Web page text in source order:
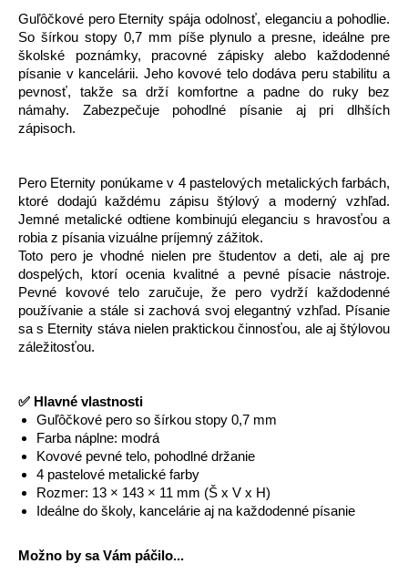
Guľôčkové pero Eternity spája odolnosť, eleganciu a pohodlie.
So šírkou stopy 0,7 mm píše plynulo a presne, ideálne pre
školské poznámky, pracovné zápisky alebo každodenné
písanie v kancelárii. Jeho kovové telo dodáva peru stabilitu a
pevnosť, takže sa drží komfortne a padne do ruky bez
námahy. Zabezpečuje pohodlné písanie aj pri dlhších
zápisoch.
Pero Eternity ponúkame v 4 pastelových metalických farbách,
ktoré dodajú každému zápisu štýlový a moderný vzhľad.
Jemné metalické odtiene kombinujú eleganciu s hravosťou a
robia z písania vizuálne príjemný zážitok.
Toto pero je vhodné nielen pre študentov a deti, ale aj pre
dospelých, ktorí ocenia kvalitné a pevné písacie nástroje.
Pevné kovové telo zaručuje, že pero vydrží každodenné
používanie a stále si zachová svoj elegantný vzhľad. Písanie
sa s Eternity stáva nielen praktickou činnosťou, ale aj štýlovou
záležitosťou.
✅ Hlavné vlastnosti
Guľôčkové pero so šírkou stopy 0,7 mm
Farba náplne: modrá
Kovové pevné telo, pohodlné držanie
4 pastelové metalické farby
Rozmer: 13 × 143 × 11 mm (Š x V x H)
Ideálne do školy, kancelárie aj na každodenné písanie
Možno by sa Vám páčilo...